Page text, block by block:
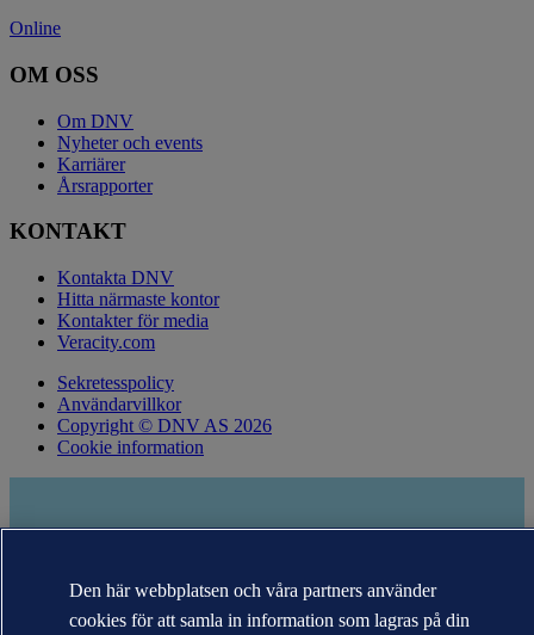
Online
OM OSS
Om DNV
Nyheter och events
Karriärer
Årsrapporter
KONTAKT
Kontakta DNV
Hitta närmaste kontor
Kontakter för media
Veracity.com
Sekretesspolicy
Användarvillkor
Copyright © DNV AS 2026
Cookie information
Den här webbplatsen och våra partners använder
cookies för att samla in information som lagras på din